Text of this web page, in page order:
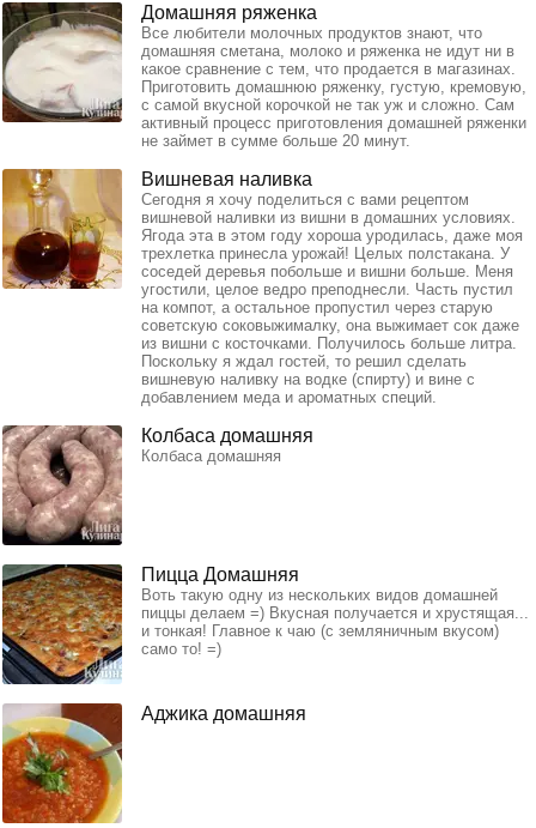
Домашняя ряженка
Все любители молочных продуктов знают, что
домашняя сметана, молоко и ряженка не идут ни в
какое сравнение с тем, что продается в магазинах.
Приготовить домашнюю ряженку, густую, кремовую,
с самой вкусной корочкой не так уж и сложно. Сам
активный процесс приготовления домашней ряженки
не займет в сумме больше 20 минут.
Вишневая наливка
Сегодня я хочу поделиться с вами рецептом
вишневой наливки из вишни в домашних условиях.
Ягода эта в этом году хороша уродилась, даже моя
трехлетка принесла урожай! Целых полстакана. У
соседей деревья побольше и вишни больше. Меня
угостили, целое ведро преподнесли. Часть пустил
на компот, а остальное пропустил через старую
советскую соковыжималку, она выжимает сок даже
из вишни с косточками. Получилось больше литра.
Поскольку я ждал гостей, то решил сделать
вишневую наливку на водке (спирту) и вине с
добавлением меда и ароматных специй.
Колбаса домашняя
Колбаса домашняя
Пицца Домашняя
Воть такую одну из нескольких видов домашней
пиццы делаем =) Вкусная получается и хрустящая...
и тонкая! Главное к чаю (с земляничным вкусом)
само то! =)
Аджика домашняя